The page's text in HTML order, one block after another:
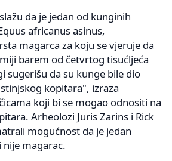
da je jedan od kunginih
africanus asinus,
magarca za koju se vjeruje da
barem od četvrtog tisućljeća
sugerišu da su kunge bile dio
kopitara", izraza
koji bi se mogao odnositi na
Arheolozi Juris Zarins i Rick
mogućnost da je jedan
magarac.